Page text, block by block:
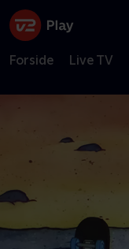
Forside Live TV